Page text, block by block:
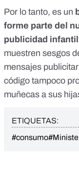
Por lo tanto, es un
forme parte del
publicidad infantil
muestren sesgos
mensajes
código tampoco
muñecas a sus
ETIQUETAS:
#consumo